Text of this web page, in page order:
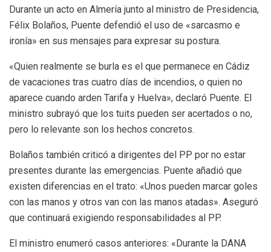
Durante un acto en Almería junto al ministro de Presidencia,
Félix Bolaños, Puente defendió el uso de «sarcasmo e
ironía» en sus mensajes para expresar su postura.
«Quien realmente se burla es el que permanece en Cádiz
de vacaciones tras cuatro días de incendios, o quien no
aparece cuando arden Tarifa y Huelva», declaró Puente. El
ministro subrayó que los tuits pueden ser acertados o no,
pero lo relevante son los hechos concretos.
Bolaños también criticó a dirigentes del PP por no estar
presentes durante las emergencias. Puente añadió que
existen diferencias en el trato: «Unos pueden marcar goles
con las manos y otros van con las manos atadas». Aseguró
que continuará exigiendo responsabilidades al PP.
El ministro enumeró casos anteriores: «Durante la DANA